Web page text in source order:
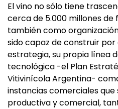
El vino no sólo tiene
cerca de 5.000 millones
también como
sido capaz de construir
estrategia, su propia línea
tecnológica -el Plan
Vitivinícola Argentina-
instancias comerciales que
productiva y comercial,